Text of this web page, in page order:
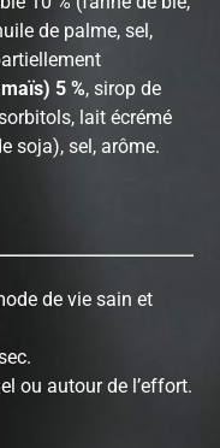
de palme, sel,
5 %, sirop de
lait écrémé
soja), sel, arôme.
de vie sain et
ou autour de l’effort.